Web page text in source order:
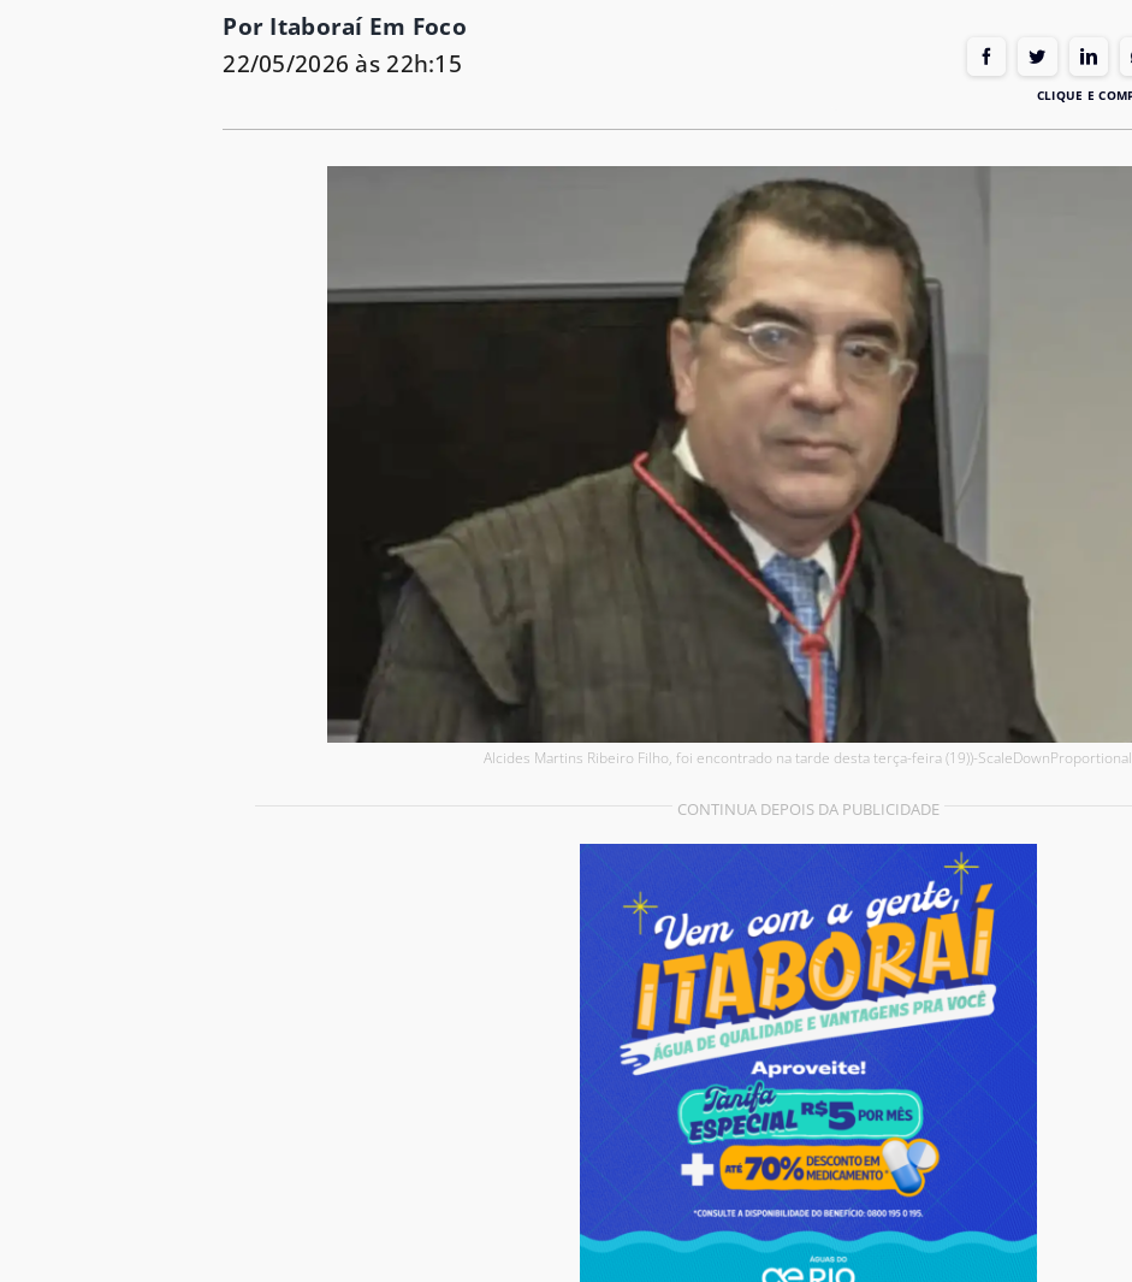
Por Itaboraí Em Foco
22/05/2026 às 22h:15
Alcides Martins Ribeiro Filho, foi encontrado na tarde desta terça-feira (19))-ScaleDownProportional
CONTINUA DEPOIS DA PUBLICIDADE